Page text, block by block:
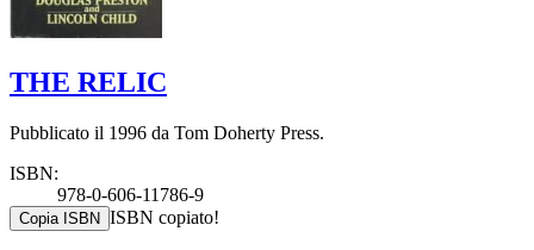
THE RELIC
Pubblicato il 1996 da Tom Doherty Press.
ISBN:
978-0-606-11786-9
Copia ISBN ISBN copiato!